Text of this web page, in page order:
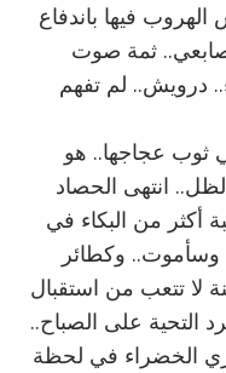
فيها باندفاع
ثمة صوت
درويش.. لم تفهم
ثوب عجاجها.. هو
انتهى الحصاد
أكثر من البكاء في
وكطائر
لا تتعب من استقبال
التحية على الصباح..
الخضراء في لحظة